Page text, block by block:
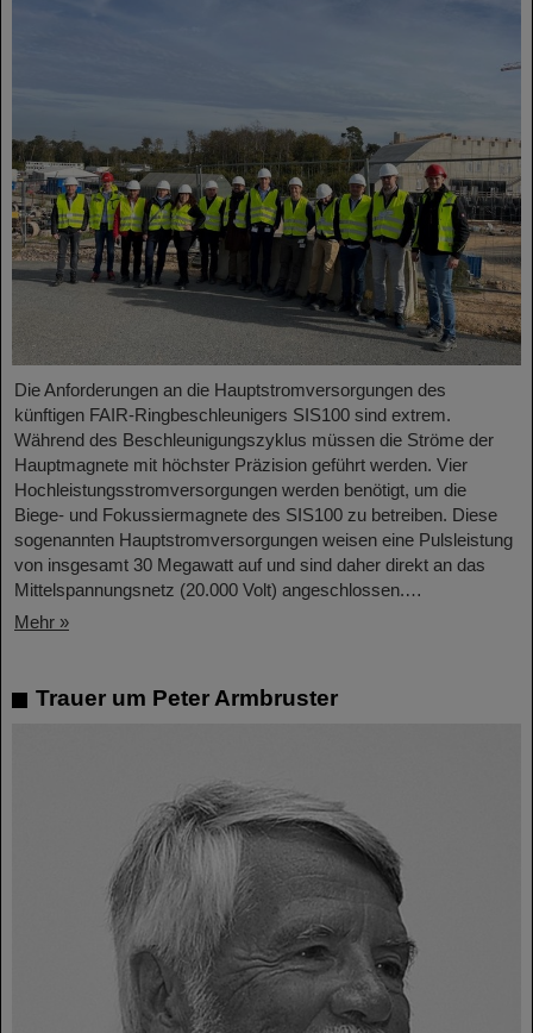
Die Anforderungen an die Hauptstromversorgungen des
künftigen FAIR-Ringbeschleunigers SIS100 sind extrem.
Während des Beschleunigungszyklus müssen die Ströme der
Hauptmagnete mit höchster Präzision geführt werden. Vier
Hochleistungsstromversorgungen werden benötigt, um die
Biege- und Fokussiermagnete des SIS100 zu betreiben. Diese
sogenannten Hauptstromversorgungen weisen eine Pulsleistung
von insgesamt 30 Megawatt auf und sind daher direkt an das
Mittelspannungsnetz (20.000 Volt) angeschlossen.…
Mehr »
Trauer um Peter Armbruster